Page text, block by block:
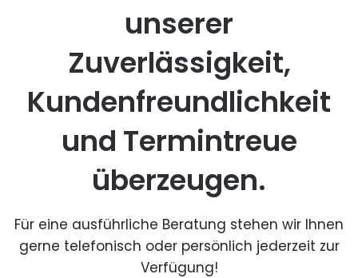
unserer
Zuverlässigkeit,
Kundenfreundlichkeit
und Termintreue
überzeugen.
Für eine ausführliche Beratung stehen wir Ihnen
gerne telefonisch oder persönlich jederzeit zur
Verfügung!